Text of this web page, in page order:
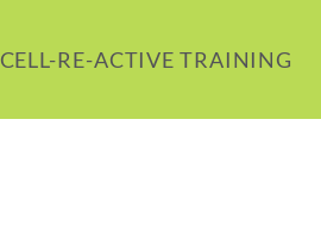
CELL-RE-ACTIVE TRAINING